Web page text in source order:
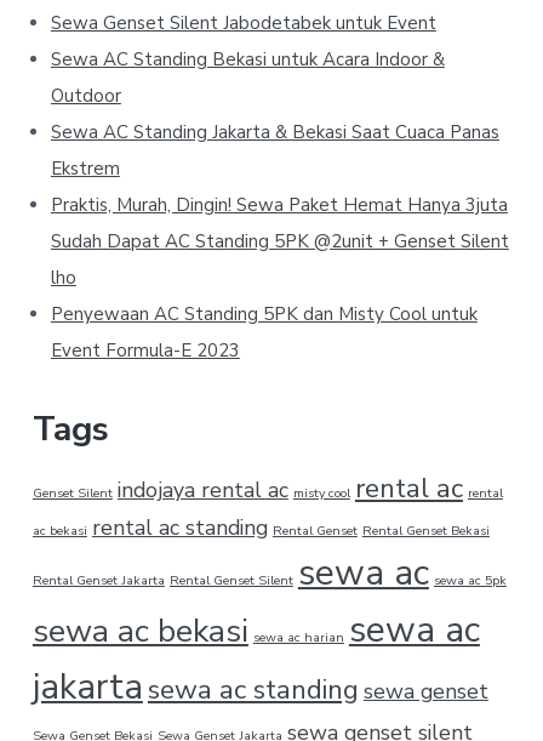
Sewa Genset Silent Jabodetabek untuk Event
Sewa AC Standing Bekasi untuk Acara Indoor &
Outdoor
Sewa AC Standing Jakarta & Bekasi Saat Cuaca Panas
Ekstrem
Praktis, Murah, Dingin! Sewa Paket Hemat Hanya 3juta
Sudah Dapat AC Standing 5PK @2unit + Genset Silent
lho
Penyewaan AC Standing 5PK dan Misty Cool untuk
Event Formula-E 2023
Tags
Genset Silent indojaya rental ac misty cool rental ac rental
ac bekasi rental ac standing Rental Genset Rental Genset Bekasi
Rental Genset Jakarta Rental Genset Silent sewa ac sewa ac 5pk
sewa ac bekasi sewa ac harian sewa ac
jakartasewa ac standing sewa genset
Sewa Genset Bekasi Sewa Genset Jakarta sewa genset silent